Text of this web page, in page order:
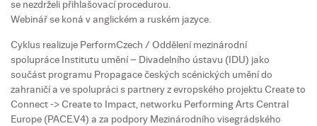
se nezdrželi přihlašovací procedurou.
Webinář se koná v anglickém a ruském jazyce.
Cyklus realizuje PerformCzech / Oddělení mezinárodní
spolupráce Institutu umění – Divadelního ústavu (IDU) jako
součást programu Propagace českých scénických umění do
zahraničí a ve spolupráci s partnery z evropského projektu Create to
Connect -> Create to Impact, networku Performing Arts Central
Europe (PACE.V4) a za podpory Mezinárodního visegrádského